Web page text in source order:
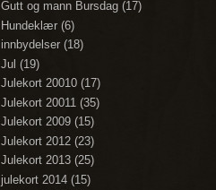
Gutt og mann Bursdag (17)
Hundeklær (6)
innbydelser (18)
Jul (19)
Julekort 20010 (17)
Julekort 20011 (35)
Julekort 2009 (15)
Julekort 2012 (23)
Julekort 2013 (25)
julekort 2014 (15)